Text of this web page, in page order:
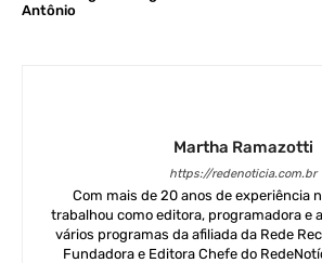
Antônio
Martha Ramazotti
https://redenoticia.com.br
Com mais de 20 anos de experiência
trabalhou como editora, programadora e
vários programas da afiliada da Rede
Fundadora e Editora Chefe do